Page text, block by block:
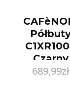
Czarny
689,99zł